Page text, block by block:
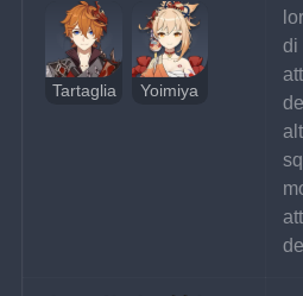
Tartaglia Yoimiya
di